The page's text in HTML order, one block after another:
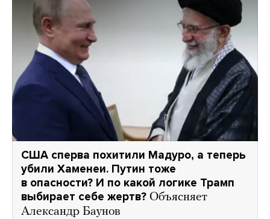
США сперва похитили Мадуро, а теперь
убили Хаменеи. Путин тоже
в опасности? И по какой логике Трамп
выбирает себе жертв? Объясняет
Александр Баунов